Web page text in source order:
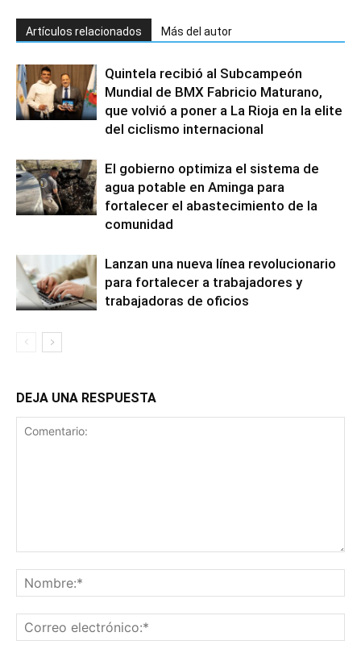
Artículos relacionados Más del autor
Quintela recibió al Subcampeón
Mundial de BMX Fabricio Maturano,
que volvió a poner a La Rioja en la elite
del ciclismo internacional
El gobierno optimiza el sistema de
agua potable en Aminga para
fortalecer el abastecimiento de la
comunidad
Lanzan una nueva línea revolucionario
para fortalecer a trabajadores y
trabajadoras de oficios
DEJA UNA RESPUESTA